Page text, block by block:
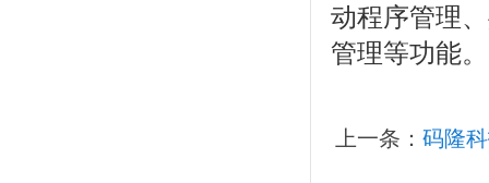
动程序管理
管理等功能。
上一条： 码隆